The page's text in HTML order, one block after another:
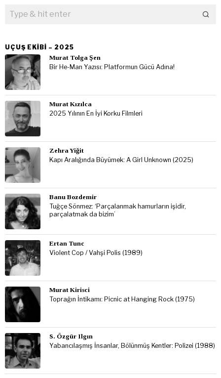
UÇUŞ EKIBI – 2025
Murat Tolga Şen
Bir He-Man Yazısı: Platformun Gücü Adına!
Murat Kızılca
2025 Yılının En İyi Korku Filmleri
Zehra Yiğit
Kapı Aralığında Büyümek: A Girl Unknown (2025)
Banu Bozdemir
Tuğçe Sönmez: ‘Parçalanmak hamurların işidir,
parçalatmak da bizim’
Ertan Tunc
Violent Cop / Vahşi Polis (1989)
Murat Kirisci
Toprağın İntikamı: Picnic at Hanging Rock (1975)
S. Özgür Ilgın
Yabancılaşmış İnsanlar, Bölünmüş Kentler: Polizei (1988)